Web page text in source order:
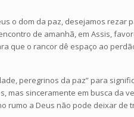
o dom da paz, desejamos
de amanhã, em Assis,
que o rancor dê espaço ao
peregrinos da paz” para
mas sinceramente em busca
rumo a Deus não pode deixar